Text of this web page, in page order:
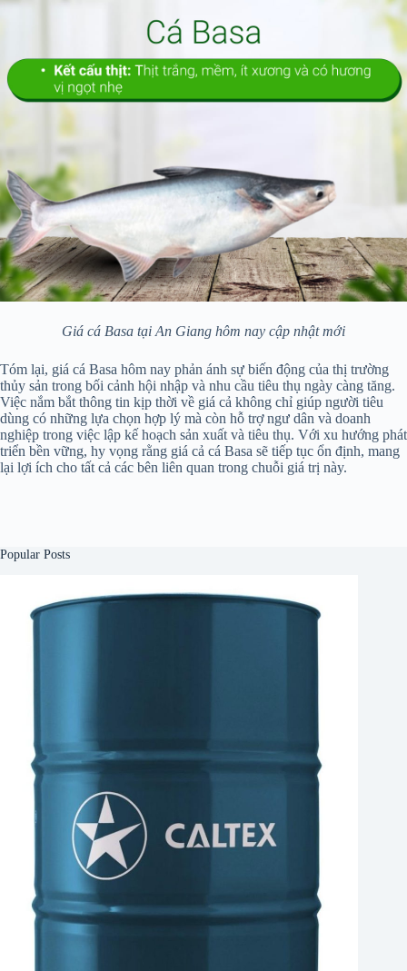
Giá cá Basa tại An Giang hôm nay cập nhật mới
Tóm lại, giá cá Basa hôm nay phản ánh sự biến động của thị trường
thủy sản trong bối cảnh hội nhập và nhu cầu tiêu thụ ngày càng tăng.
Việc nắm bắt thông tin kịp thời về giá cả không chỉ giúp người tiêu
dùng có những lựa chọn hợp lý mà còn hỗ trợ ngư dân và doanh
nghiệp trong việc lập kế hoạch sản xuất và tiêu thụ. Với xu hướng phát
triển bền vững, hy vọng rằng giá cả cá Basa sẽ tiếp tục ổn định, mang
lại lợi ích cho tất cả các bên liên quan trong chuỗi giá trị này.
Popular Posts